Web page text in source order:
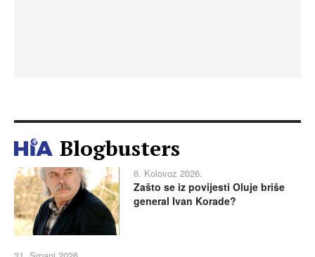
Blogbusters
6. Kolovoz 2026.
Zašto se iz povijesti Oluje briše
general Ivan Korade?